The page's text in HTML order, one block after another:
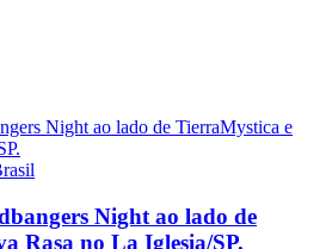
Night ao lado de
Rasa no La Iglesia/SP.